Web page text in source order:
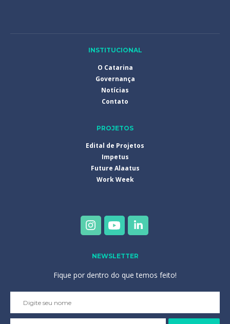
INSTITUCIONAL
O Catarina
Governança
Notícias
Contato
PROJETOS
Edital de Projetos
Impetus
Future Alaatus
Work Week
NEWSLETTER
Fique por dentro do que temos feito!
empty.